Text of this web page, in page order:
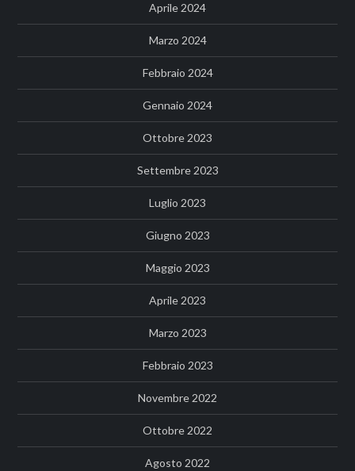
Aprile 2024
Marzo 2024
Febbraio 2024
Gennaio 2024
Ottobre 2023
Settembre 2023
Luglio 2023
Giugno 2023
Maggio 2023
Aprile 2023
Marzo 2023
Febbraio 2023
Novembre 2022
Ottobre 2022
Agosto 2022